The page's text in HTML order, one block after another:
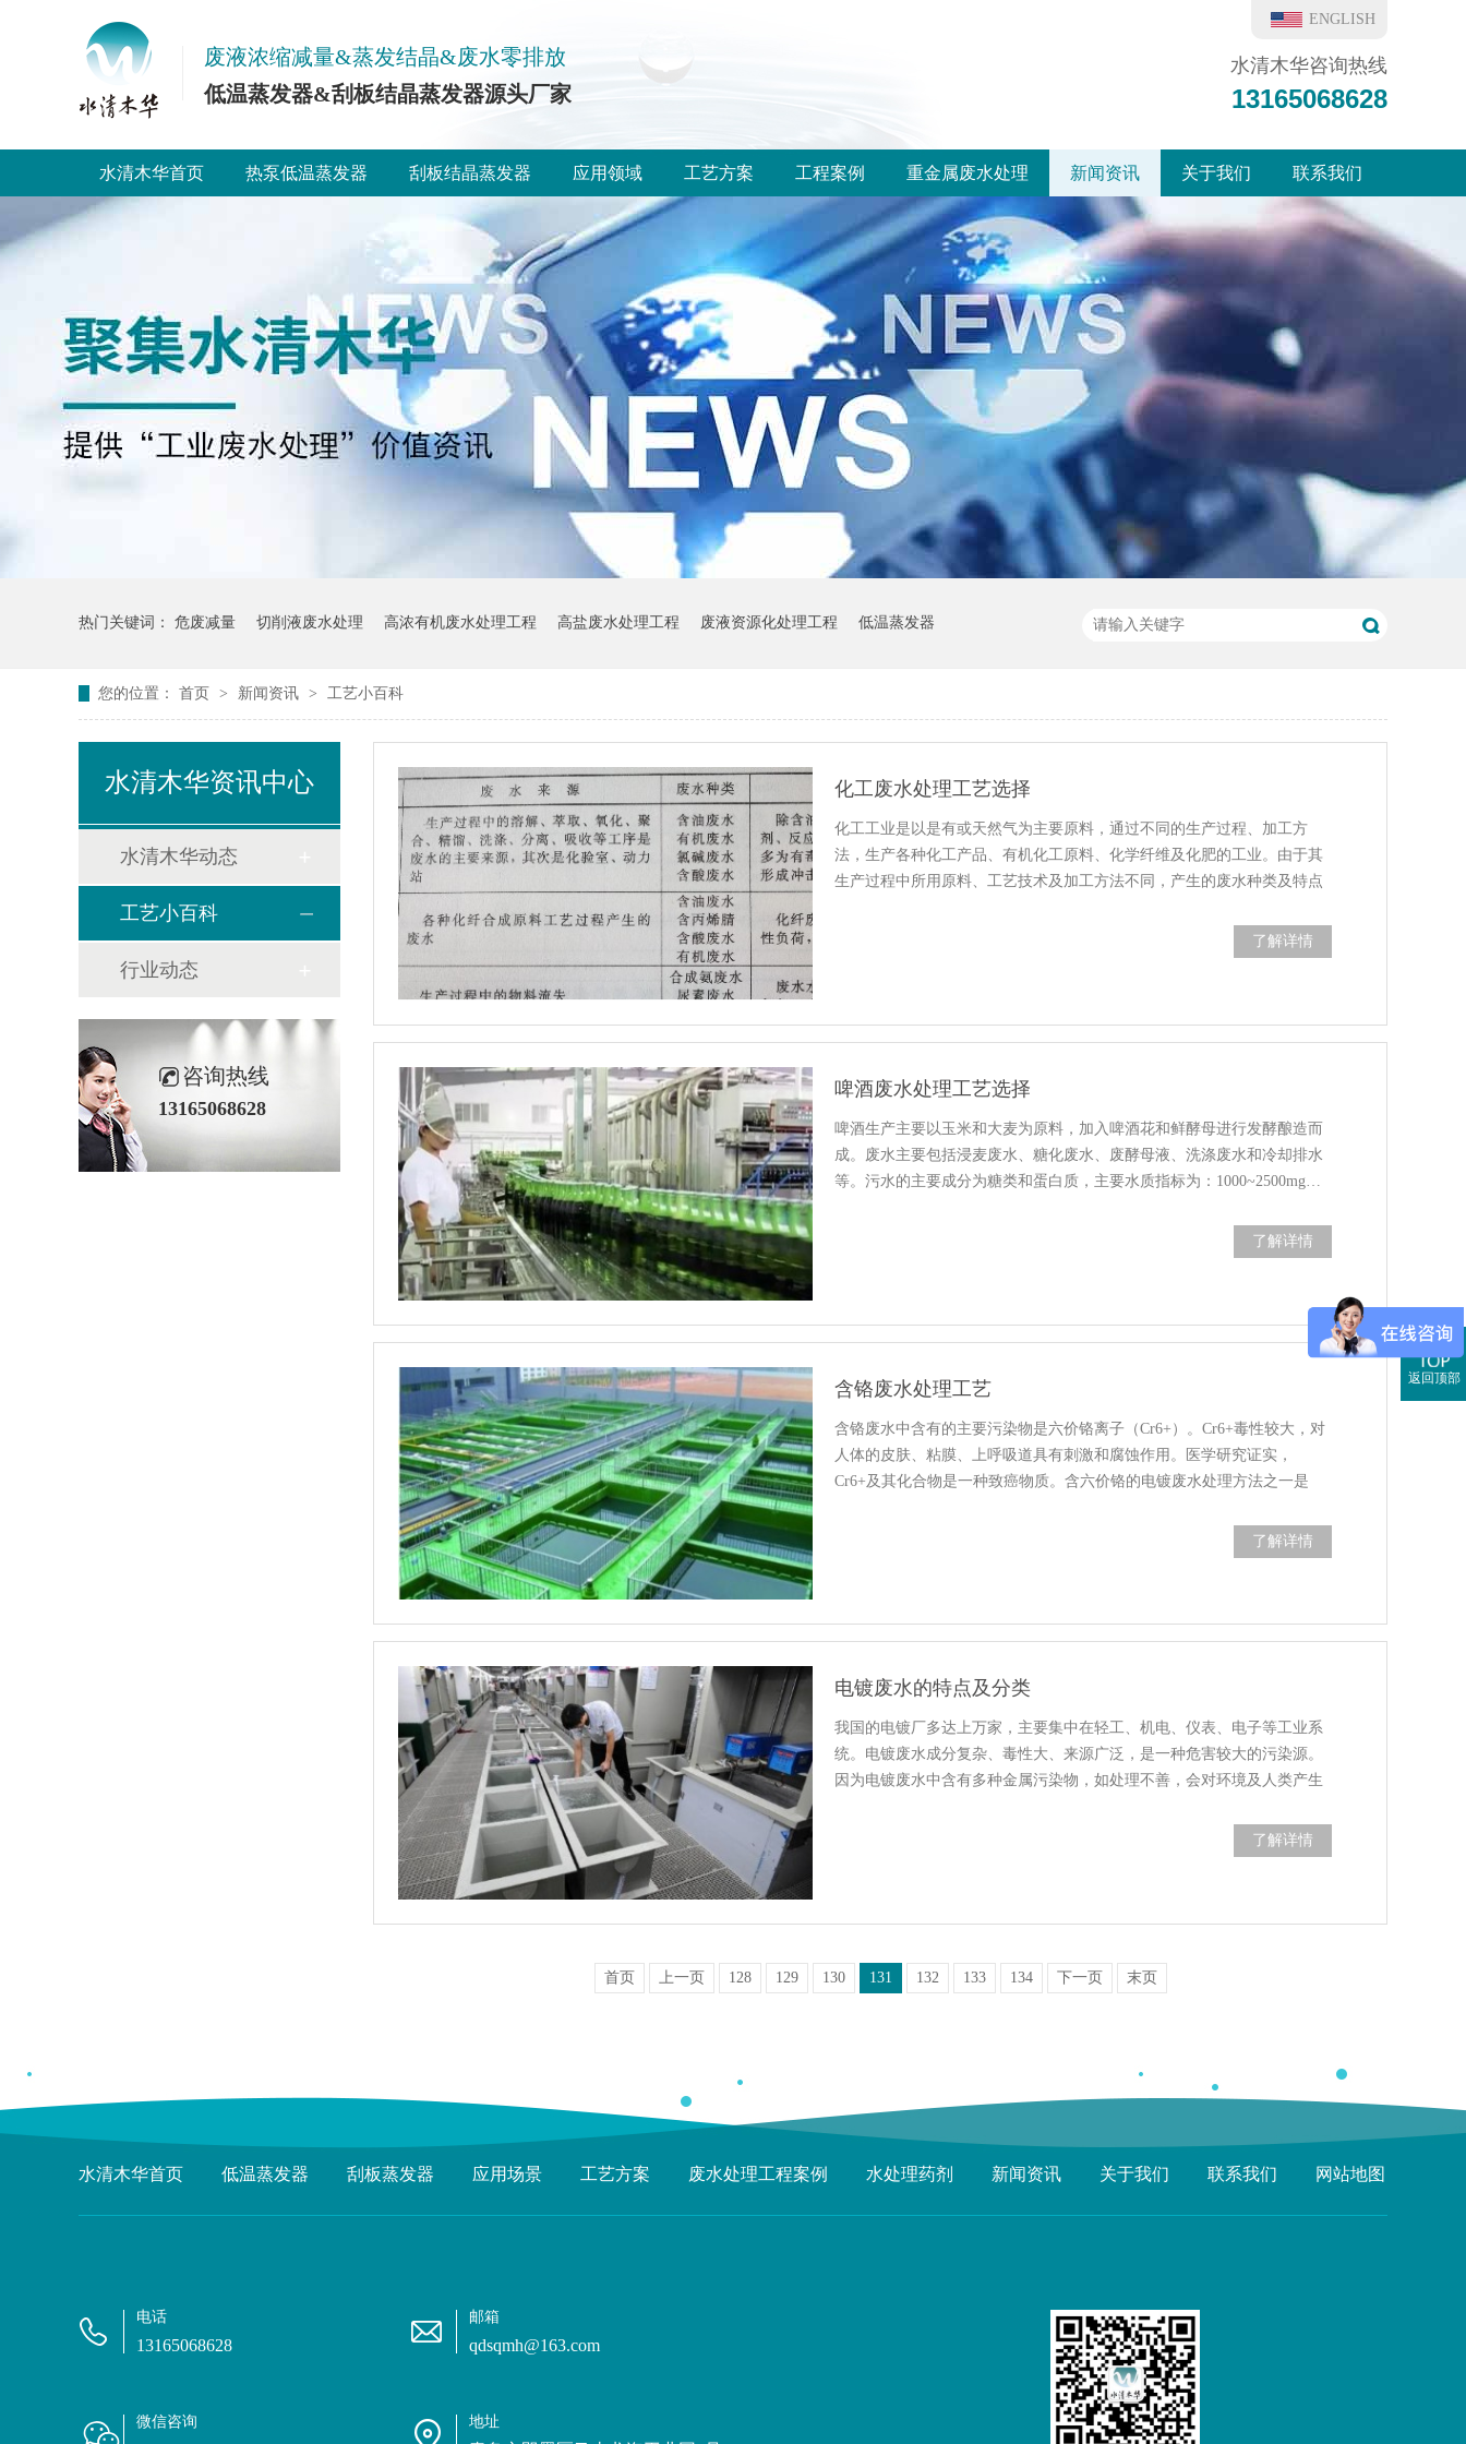
废液浓缩减量&蒸发结晶&废水零排放
低温蒸发器&刮板结晶蒸发器源头厂家
ENGLISH
水清木华咨询热线
13165068628
水清木华首页 热泵低温蒸发器 刮板结晶蒸发器 应用领域 工艺方案 工程案例 重金属废水处理 新闻资讯 关于我们 联系我们
热门关键词： 危废减量 切削液废水处理 高浓有机废水处理工程 高盐废水处理工程 废液资源化处理工程 低温蒸发器
您的位置： 首页 > 新闻资讯 > 工艺小百科
水清木华资讯中心
水清木华动态
工艺小百科
行业动态
咨询热线
13165068628
化工废水处理工艺选择
化工工业是以是有或天然气为主要原料，通过不同的生产过程、加工方
法，生产各种化工产品、有机化工原料、化学纤维及化肥的工业。由于其
生产过程中所用原料、工艺技术及加工方法不同，产生的废水种类及特点
了解详情
啤酒废水处理工艺选择
啤酒生产主要以玉米和大麦为原料，加入啤酒花和鲜酵母进行发酵酿造而
成。废水主要包括浸麦废水、糖化废水、废酵母液、洗涤废水和冷却排水
等。污水的主要成分为糖类和蛋白质，主要水质指标为：1000~2500mg…
了解详情
含铬废水处理工艺
含铬废水中含有的主要污染物是六价铬离子（Cr6+）。Cr6+毒性较大，对
人体的皮肤、粘膜、上呼吸道具有刺激和腐蚀作用。医学研究证实，
Cr6+及其化合物是一种致癌物质。含六价铬的电镀废水处理方法之一是
了解详情
电镀废水的特点及分类
我国的电镀厂多达上万家，主要集中在轻工、机电、仪表、电子等工业系
统。电镀废水成分复杂、毒性大、来源广泛，是一种危害较大的污染源。
因为电镀废水中含有多种金属污染物，如处理不善，会对环境及人类产生
了解详情
首页 上一页 128 129 130 131 132 133 134 下一页 末页
水清木华首页 低温蒸发器 刮板蒸发器 应用场景 工艺方案 废水处理工程案例 水处理药剂 新闻资讯 关于我们 联系我们 网站地图
电话
13165068628
邮箱
qdsqmh@163.com
微信咨询 地址
返回顶部